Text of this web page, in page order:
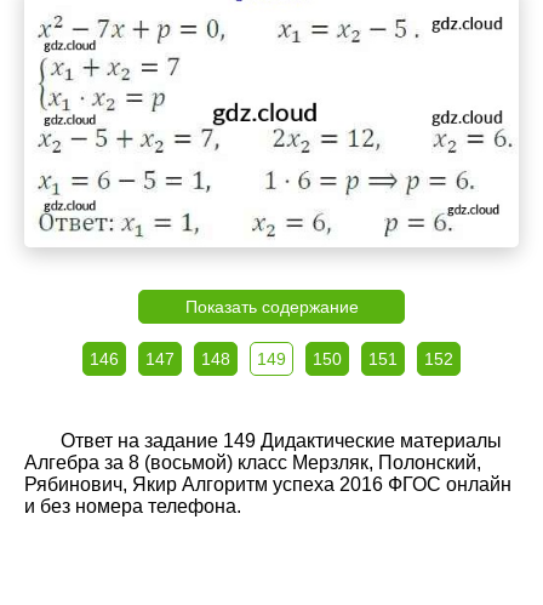
Показать содержание
146 147 148 149 150 151 152
Ответ на задание 149 Дидактические материалы
Алгебра за 8 (восьмой) класс Мерзляк, Полонский,
Рябинович, Якир Алгоритм успеха 2016 ФГОС онлайн
и без номера телефона.